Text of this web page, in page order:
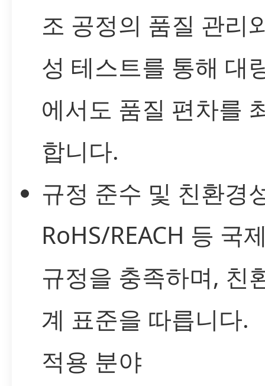
조 공정의 품질 관리
성 테스트를 통해 대
에서도 품질 편차를
합니다.
규정 준수 및 친환경
RoHS/REACH 등 국
규정을 충족하며, 친
계 표준을 따릅니다.
적용 분야